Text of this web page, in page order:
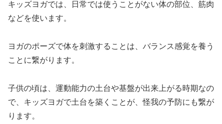
キッズヨガでは、日常では使うことがない体の部位、筋肉
などを使います。
ヨガのポーズで体を刺激することは、バランス感覚を養う
ことに繋がります。
子供の頃は、運動能力の土台や基盤が出来上がる時期なの
で、キッズヨガで土台を築くことが、怪我の予防にも繋が
ります。